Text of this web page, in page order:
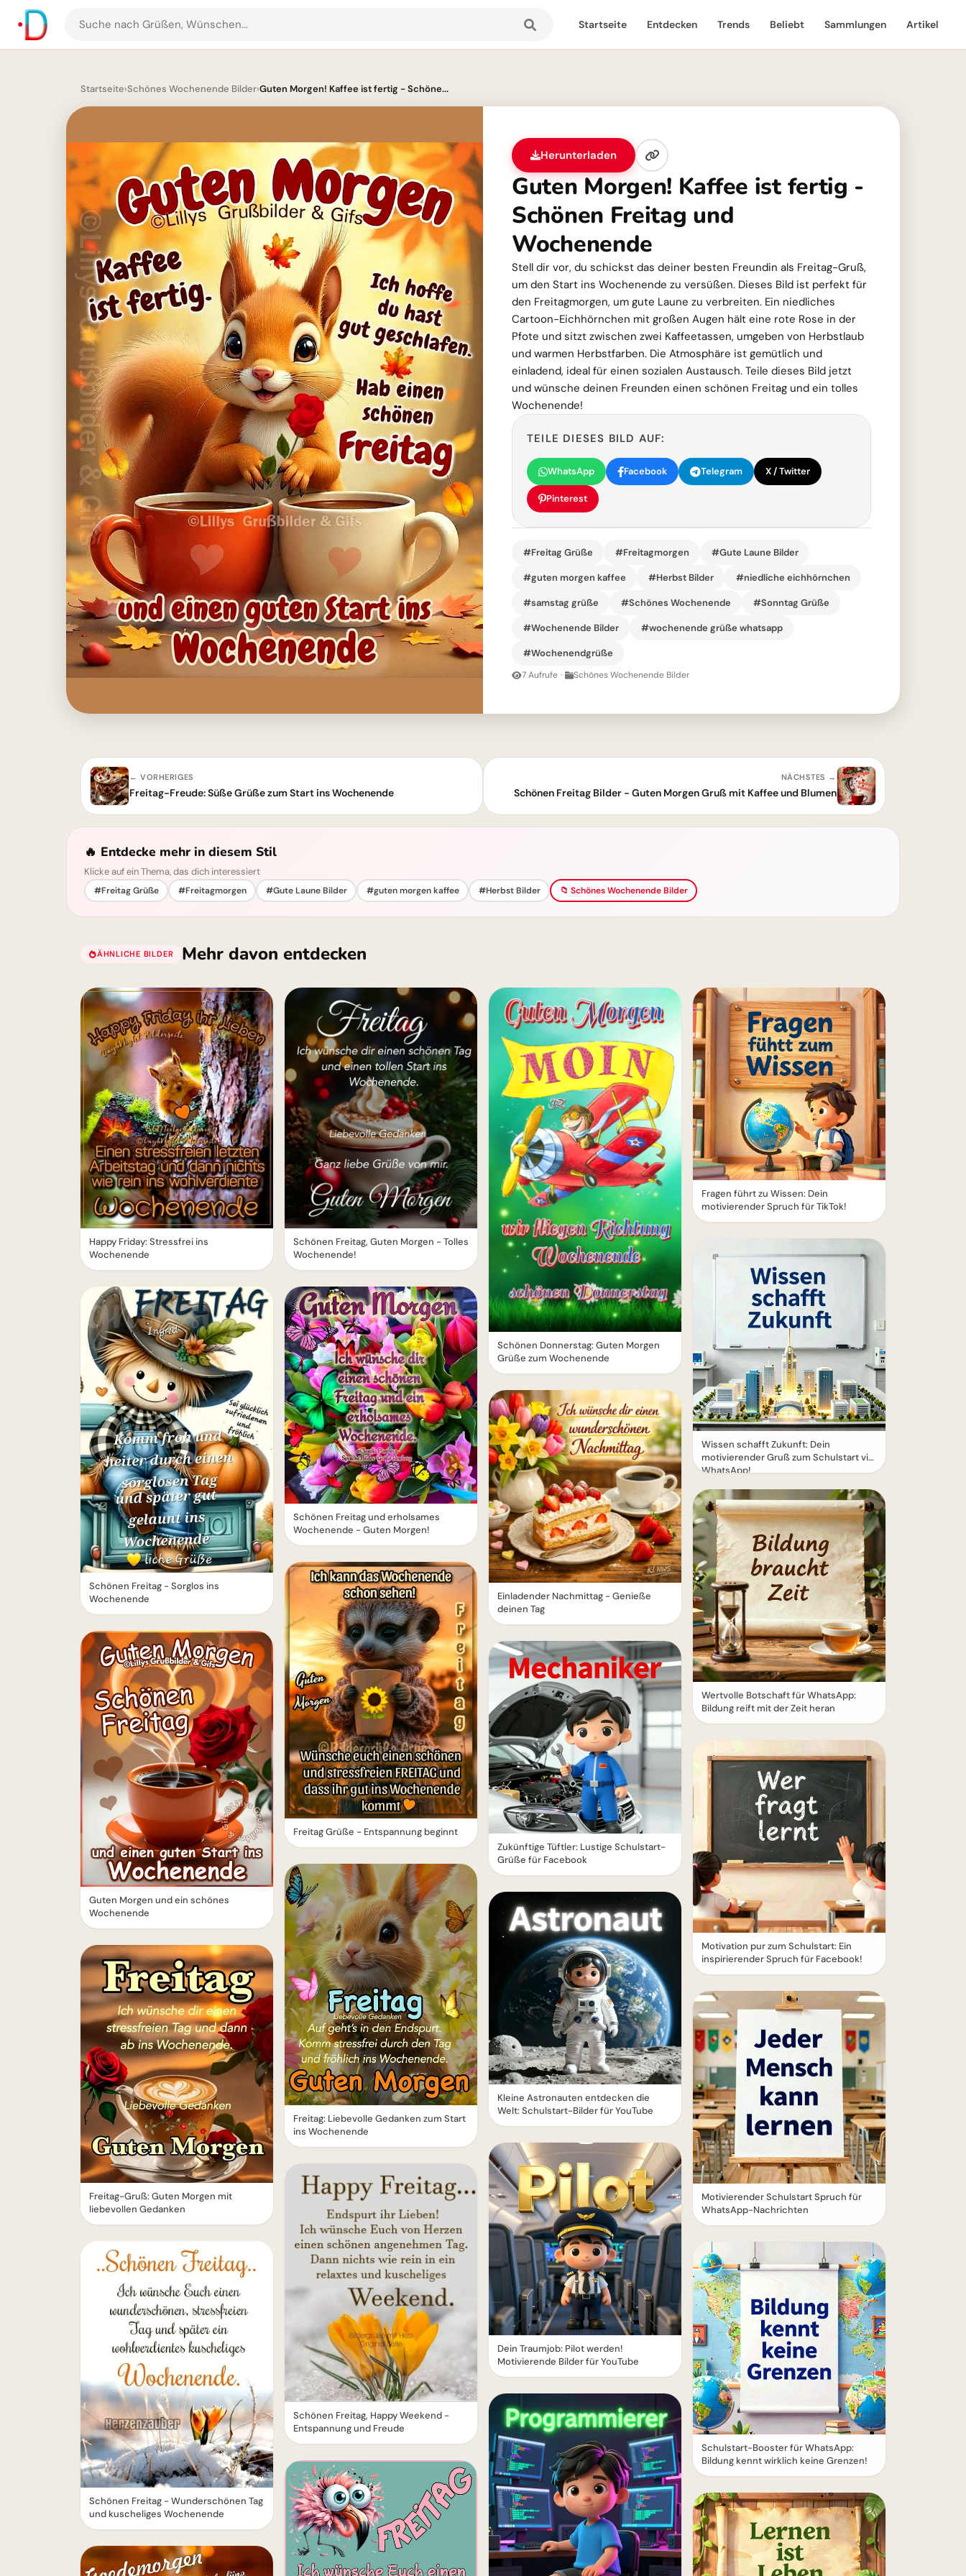
Suche
nach
und
Startseite Entdecken Trends Beliebt Sammlungen Artikel
Startseite›Schönes Wochenende Bilder›Guten Morgen! Kaffee ist fertig - Schöne...
Herunterladen
Guten Morgen! Kaffee ist fertig -
Schönen Freitag und
Wochenende
Stell dir vor, du schickst das deiner besten Freundin als Freitag-Gruß,
um den Start ins Wochenende zu versüßen. Dieses Bild ist perfekt für
den Freitagmorgen, um gute Laune zu verbreiten. Ein niedliches
Cartoon-Eichhörnchen mit großen Augen hält eine rote Rose in der
Pfote und sitzt zwischen zwei Kaffeetassen, umgeben von Herbstlaub
und warmen Herbstfarben. Die Atmosphäre ist gemütlich und
einladend, ideal für einen sozialen Austausch. Teile dieses Bild jetzt
und wünsche deinen Freunden einen schönen Freitag und ein tolles
Wochenende!
TEILE DIESES BILD AUF:
WhatsApp Facebook Telegram X / Twitter
Pinterest
#Freitag Grüße #Freitagmorgen #Gute Laune Bilder
#guten morgen kaffee #Herbst Bilder #niedliche eichhörnchen
#samstag grüße #Schönes Wochenende #Sonntag Grüße
#Wochenende Bilder #wochenende grüße whatsapp
#Wochenendgrüße
7 Aufrufe · Schönes Wochenende Bilder
← VORHERIGES
Freitag-Freude: Süße Grüße zum Start ins Wochenende
NÄCHSTES →
Schönen Freitag Bilder - Guten Morgen Gruß mit Kaffee und Blumen
🔥 Entdecke mehr in diesem Stil
Klicke auf ein Thema, das dich interessiert
#Freitag Grüße #Freitagmorgen #Gute Laune Bilder #guten morgen kaffee #Herbst Bilder 📁 Schönes Wochenende Bilder
ÄHNLICHE BILDER Mehr davon entdecken
Happy Friday: Stressfrei ins
Wochenende
Schönen Freitag - Sorglos ins
Wochenende
Guten Morgen und ein schönes
Wochenende
Freitag-Gruß: Guten Morgen mit
liebevollen Gedanken
Schönen Freitag - Wunderschönen Tag
und kuscheliges Wochenende
Schönen Freitag, Guten Morgen - Tolles
Wochenende!
Schönen Freitag und erholsames
Wochenende - Guten Morgen!
Freitag Grüße - Entspannung beginnt
Freitag: Liebevolle Gedanken zum Start
ins Wochenende
Schönen Freitag, Happy Weekend -
Entspannung und Freude
Schönen Donnerstag: Guten Morgen
Grüße zum Wochenende
Einladender Nachmittag - Genieße
deinen Tag
Zukünftige Tüftler: Lustige Schulstart-
Grüße für Facebook
Kleine Astronauten entdecken die
Welt: Schulstart-Bilder für YouTube
Dein Traumjob: Pilot werden!
Motivierende Bilder für YouTube
Fragen führt zu Wissen: Dein
motivierender Spruch für TikTok!
Wissen schafft Zukunft: Dein
motivierender Gruß zum Schulstart via
WhatsApp!
Wertvolle Botschaft für WhatsApp:
Bildung reift mit der Zeit heran
Motivation pur zum Schulstart: Ein
inspirierender Spruch für Facebook!
Motivierender Schulstart Spruch für
WhatsApp-Nachrichten
Schulstart-Booster für WhatsApp:
Bildung kennt wirklich keine Grenzen!